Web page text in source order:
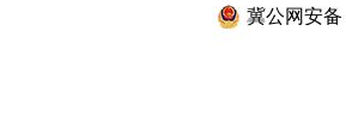
冀公网安备